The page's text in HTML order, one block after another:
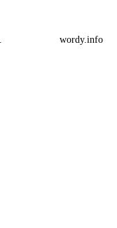
wordy.info